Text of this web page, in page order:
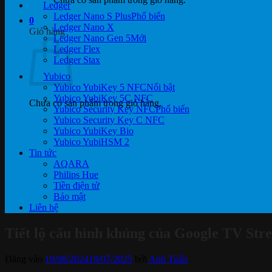
0
Giỏ hàng
Chưa có sản phẩm trong giỏ hàng.
Ledger
Ledger Nano S Plus
Ledger Nano X
Ledger Nano Gen 5
Ledger Flex
Ledger Stax
Yubico
Yubico YubiKey 5 NFC
Yubico YubiKey 5C NFC
Yubico Security Key NFC
Yubico Security Key C NFC
Yubico YubiKey Bio
Yubico YubiHSM 2
Tin tức
AQARA
Philips Hue
Tiền điện tử
Bảo mật
Liên hệ
10/08/202419/07/2025 Anh Tuấn